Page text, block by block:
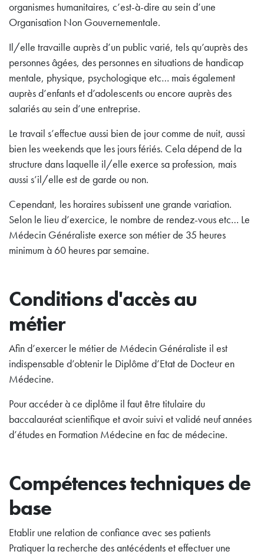
organismes humanitaires, c’est-à-dire au sein d’une
Organisation Non Gouvernementale.
Il/elle travaille auprès d’un public varié, tels qu’auprès des
personnes âgées, des personnes en situations de handicap
mentale, physique, psychologique etc… mais également
auprès d’enfants et d’adolescents ou encore auprès des
salariés au sein d’une entreprise.
Le travail s’effectue aussi bien de jour comme de nuit, aussi
bien les weekends que les jours fériés. Cela dépend de la
structure dans laquelle il/elle exerce sa profession, mais
aussi s’il/elle est de garde ou non.
Cependant, les horaires subissent une grande variation.
Selon le lieu d’exercice, le nombre de rendez-vous etc… Le
Médecin Généraliste exerce son métier de 35 heures
minimum à 60 heures par semaine.
Conditions d'accès au
métier
Afin d’exercer le métier de Médecin Généraliste il est
indispensable d’obtenir le Diplôme d’Etat de Docteur en
Médecine.
Pour accéder à ce diplôme il faut être titulaire du
baccalauréat scientifique et avoir suivi et validé neuf années
d’études en Formation Médecine en fac de médecine.
Compétences techniques de
base
Etablir une relation de confiance avec ses patients
Pratiquer la recherche des antécédents et effectuer une